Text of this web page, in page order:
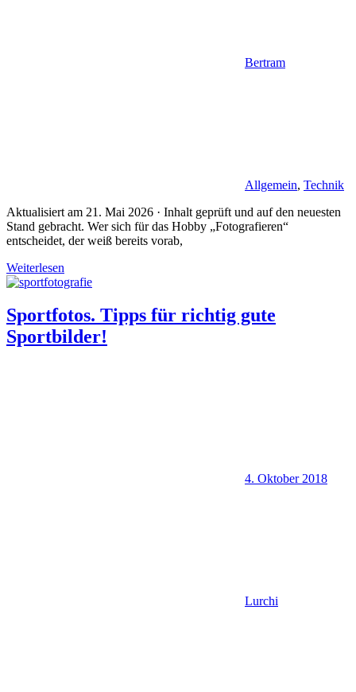
Bertram
Allgemein, Technik
Aktualisiert am 21. Mai 2026 · Inhalt geprüft und auf den neuesten
Stand gebracht. Wer sich für das Hobby „Fotografieren“
entscheidet, der weiß bereits vorab,
Weiterlesen
Sportfotos. Tipps für richtig gute
Sportbilder!
4. Oktober 2018
Lurchi